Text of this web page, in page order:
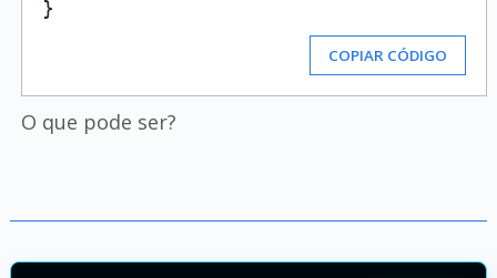
COPIAR CÓDIGO
O que pode ser?